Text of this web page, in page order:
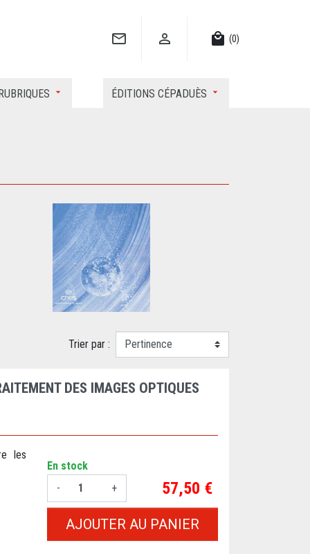
  local_mall (0)
ÉDITIONS CÉPADUÈS
Trier par :
DES IMAGES OPTIQUES
les
En stock
-
+ Prix
57,50 €
AJOUTER AU PANIER